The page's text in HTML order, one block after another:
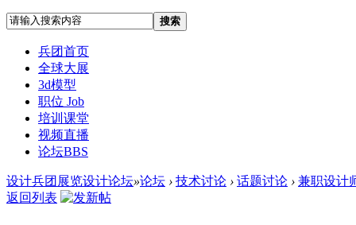
搜索
兵团首页
全球大展
3d模型
职位 Job
培训课堂
视频直播
论坛BBS
设计兵团展览设计论坛»论坛 › 技术讨论 › 话题讨论 › 兼职设计
返回列表